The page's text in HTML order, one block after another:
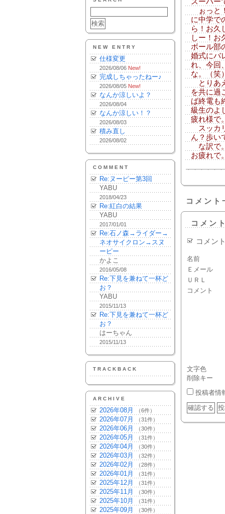
NEW ENTRY
仕様変更
2026/08/06 New!
完成しちゃったねー♪
2026/08/05 New!
なんか涼しいよ？
2026/08/04
なんか涼しい！？
2026/08/03
積み直し
2026/08/02
COMMENT
Re:ヌーピー第3回
YABU
2018/04/23
Re:紅白の結果
YABU
2017/01/01
Re:石ノ森→ライダー→
ネオサイクロン→スヌ
ーピー
かよこ
2016/05/08
Re:下見を兼ねて一杯ど
お？
YABU
2015/11/13
Re:下見を兼ねて一杯ど
お？
はーちゃん
2015/11/13
TRACKBACK
ARCHIVE
2026年08月 （6件）
2026年07月 （31件）
2026年06月 （30件）
2026年05月 （31件）
2026年04月 （30件）
2026年03月 （32件）
2026年02月 （28件）
2026年01月 （31件）
2025年12月 （31件）
2025年11月 （30件）
2025年10月 （31件）
2025年09月 （30件）
ぉっと
に中学で
ら！お久
しー！お
ボール部
婚式にバ
れ、今回
な。（笑
とりあ
を共に過
ば終電も
級生のよ
疲れ様で
スッカ
ん？歩い
な訳で
お疲れで
コメント
コメン
コメン
名前
Ｅメール
ＵＲＬ
コメント
文字色
削除キー
投稿者情